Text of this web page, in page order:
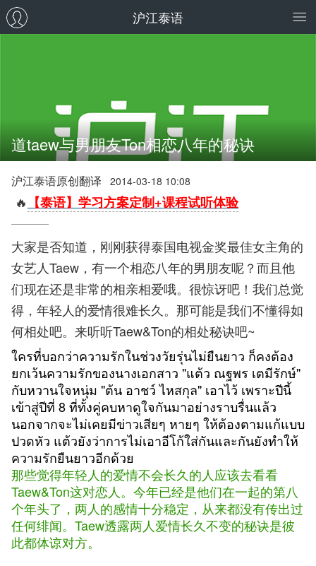
沪江泰语
道taew与男朋友Ton相恋八年的秘诀
沪江泰语原创翻译 2014-03-18 10:08
🔥 【泰语】学习方案定制+课程试听体验
大家是否知道，刚刚获得泰国电视金奖最佳女主角的
女艺人Taew，有一个相恋八年的男朋友呢？而且他
们现在还是非常的相亲相爱哦。很惊讶吧！我们总觉
得，年轻人的爱情很难长久。那可能是我们不懂得如
何相处吧。来听听Taew&Ton的相处秘诀吧~
ใครที่บอกว่าความรักในช่วงวัยรุ่นไม่ยืนยาว ก็คงต้อง
ยกเว้นความรักของนางเอกสาว "แต้ว ณฐพร เตมีรักษ์"
กับหวานใจหนุ่ม "ต้น อาชว์ ไหสกุล" เอาไว้ เพราะปีนี้
เข้าสู่ปีที่ 8 ที่ทั้งคู่คบหาดูใจกันมาอย่างราบรื่นแล้ว
นอกจากจะไม่เคยมีข่าวเสียๆ หายๆ ให้ต้องตามแก้แบบ
ปวดหัว แต้วยังว่าการไม่เอาอีโก้ใส่กันและกันยังทำให้
ความรักยืนยาวอีกด้วย
那些觉得年轻人的爱情不会长久的人应该去看看
Taew&Ton这对恋人。今年已经是他们在一起的第八
个年头了，两人的感情十分稳定，从来都没有传出过
任何绯闻。Taew透露两人爱情长久不变的秘诀是彼
此都体谅对方。